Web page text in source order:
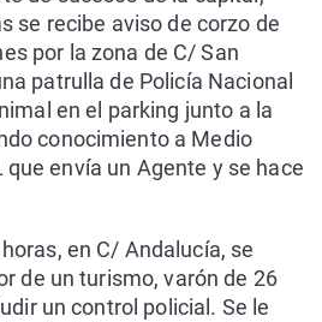
se recibe aviso de corzo de
por la zona de C/ San
patrulla de Policía Nacional
en el parking junto a la
conocimiento a Medio
envía un Agente y se hace
en C/ Andalucía, se
de un turismo, varón de 26
un control policial. Se le